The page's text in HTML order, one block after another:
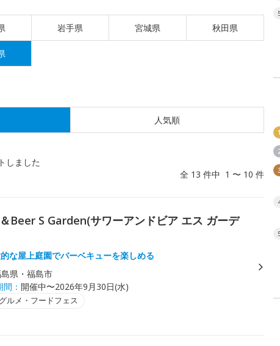
岩手県 宮城県 秋田県
人気順
しました
全 13 件中 1 〜 10 件
Beer S Garden(サワーアンドビア エス ガーデ
な屋上庭園でバーベキューを楽しめる
県・福島市
間： 開催中〜2026年9月30日(水)
グルメ・フードフェス
1